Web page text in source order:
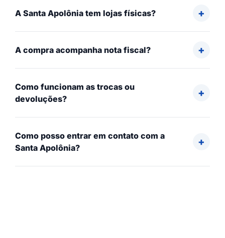
A Santa Apolônia tem lojas físicas?
A compra acompanha nota fiscal?
Como funcionam as trocas ou
devoluções?
Como posso entrar em contato com a
Santa Apolônia?